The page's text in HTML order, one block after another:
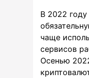
В 2022
чаще
сервисов
Осенью